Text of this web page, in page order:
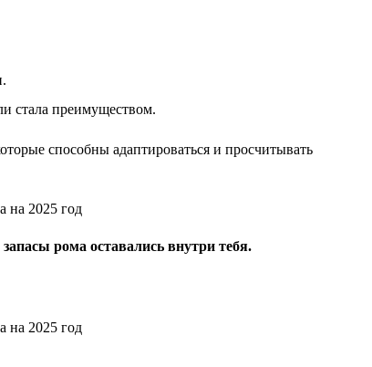
стала преимуществом.
способны адаптироваться и просчитывать
рома оставались внутри тебя.